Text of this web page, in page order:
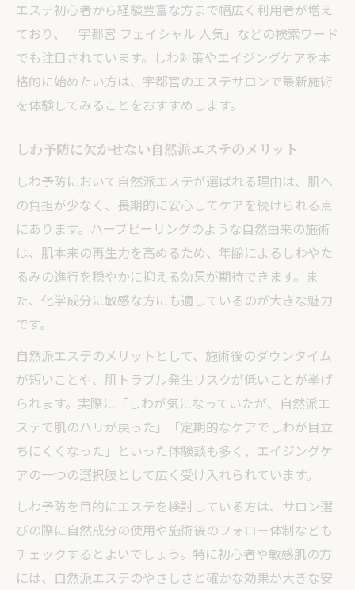
エステ初心者から経験豊富な方まで幅広く利用者が増え
ており、「宇都宮 フェイシャル 人気」などの検索ワード
でも注目されています。しわ対策やエイジングケアを本
格的に始めたい方は、宇都宮のエステサロンで最新施術
を体験してみることをおすすめします。
しわ予防に欠かせない自然派エステのメリット
しわ予防において自然派エステが選ばれる理由は、肌へ
の負担が少なく、長期的に安心してケアを続けられる点
にあります。ハーブピーリングのような自然由来の施術
は、肌本来の再生力を高めるため、年齢によるしわやた
るみの進行を穏やかに抑える効果が期待できます。ま
た、化学成分に敏感な方にも適しているのが大きな魅力
です。
自然派エステのメリットとして、施術後のダウンタイム
が短いことや、肌トラブル発生リスクが低いことが挙げ
られます。実際に「しわが気になっていたが、自然派エ
ステで肌のハリが戻った」「定期的なケアでしわが目立
ちにくくなった」といった体験談も多く、エイジングケ
アの一つの選択肢として広く受け入れられています。
しわ予防を目的にエステを検討している方は、サロン選
びの際に自然成分の使用や施術後のフォロー体制なども
チェックするとよいでしょう。特に初心者や敏感肌の方
には、自然派エステのやさしさと確かな効果が大きな安